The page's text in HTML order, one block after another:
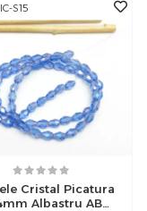
S15
Cristal Picatura
Albastru AB